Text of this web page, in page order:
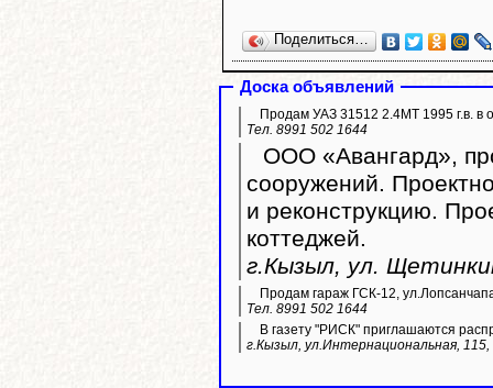
Поделиться…
Доска объявлений
Продам УАЗ 31512 2.4МТ 1995 г.в. в
Тел. 8991 502 1644
ООО «Авангард»,
сооружений.
и реконструкцию.
коттеджей.
г.Кызыл, ул.
Продам гараж ГСК-12,
Тел. 8991 502 1644
В газету "РИСК" приглашаются
г.Кызыл, ул.Интернациональная,